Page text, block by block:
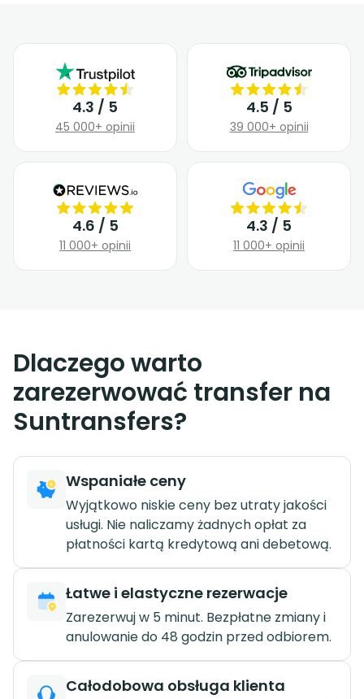
4.3 / 5
45 000+ opinii
4.5 / 5
39 000+ opinii
4.6 / 5
11 000+ opinii
4.3 / 5
11 000+ opinii
Dlaczego warto
zarezerwować transfer na
Suntransfers?
Wspaniałe ceny
Wyjątkowo niskie ceny bez utraty jakości
usługi. Nie naliczamy żadnych opłat za
płatności kartą kredytową ani debetową.
Łatwe i elastyczne rezerwacje
Zarezerwuj w 5 minut. Bezpłatne zmiany i
anulowanie do 48 godzin przed odbiorem.
Całodobowa obsługa klienta